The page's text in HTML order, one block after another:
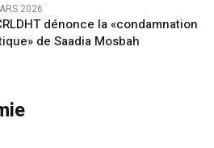
2026
dénonce la «condamnation
de Saadia Mosbah